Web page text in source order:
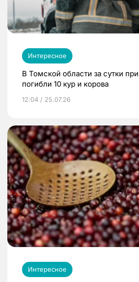
Интересное
В Томской области за сутки
погибли 10 кур и корова
12:04 / 25.07.26
Интересное